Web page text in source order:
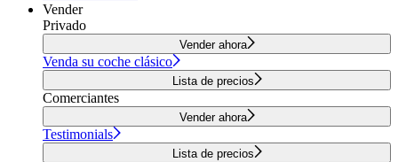
Vender
Privado
Vender ahora
Venda su coche clásico
Lista de precios
Comerciantes
Vender ahora
Testimonials
Lista de precios